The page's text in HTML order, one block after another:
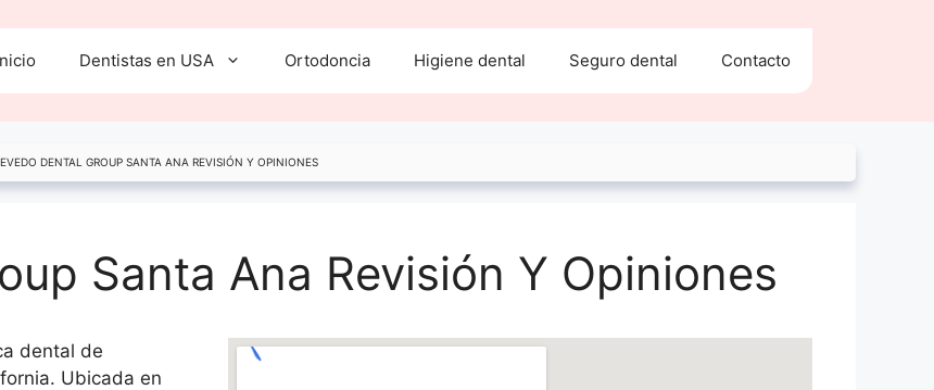
Dentistas en USA Ortodoncia Higiene dental Seguro dental Contacto
DENTAL GROUP SANTA ANA REVISIÓN Y OPINIONES
Santa Ana Revisión Y Opiniones
dental de
Ubicada en